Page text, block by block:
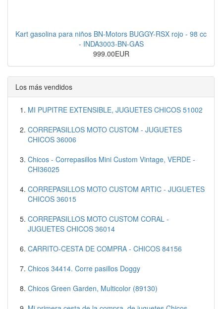
Kart gasolina para niños BN-Motors BUGGY-RSX rojo - 98 cc
- INDA3003-BN-GAS
999.00EUR
Los más vendidos
MI PUPITRE EXTENSIBLE, JUGUETES CHICOS 51002
CORREPASILLOS MOTO CUSTOM - JUGUETES
CHICOS 36006
Chicos - Correpasillos Mini Custom Vintage, VERDE -
CHI36025
CORREPASILLOS MOTO CUSTOM ARTIC - JUGUETES
CHICOS 36015
CORREPASILLOS MOTO CUSTOM CORAL -
JUGUETES CHICOS 36014
CARRITO-CESTA DE COMPRA - CHICOS 84156
Chicos 34414. Corre pasillos Doggy
Chicos Green Garden, Multicolor (89130)